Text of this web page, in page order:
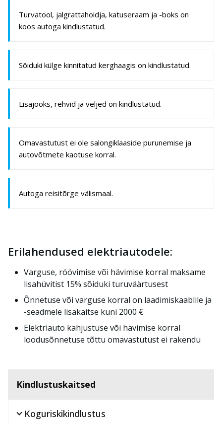
Turvatool, jalgrattahoidja, katuseraam ja -boks on
koos autoga kindlustatud.
Sõiduki külge kinnitatud kerghaagis on kindlustatud.
Lisajooks, rehvid ja veljed on kindlustatud.
Omavastutust ei ole salongiklaaside purunemise ja
autovõtmete kaotuse korral.
Autoga reisitõrge välismaal.
Erilahendused elektriautodele:
Varguse, röövimise või hävimise korral maksame
lisahüvitist 15% sõiduki turuväärtusest
Õnnetuse või varguse korral on laadimiskaablile ja
-seadmele lisakaitse kuni 2000 €
Elektriauto kahjustuse või hävimise korral
loodusõnnetuse tõttu omavastutust ei rakendu
Kindlustuskaitsed
Koguriskikindlustus